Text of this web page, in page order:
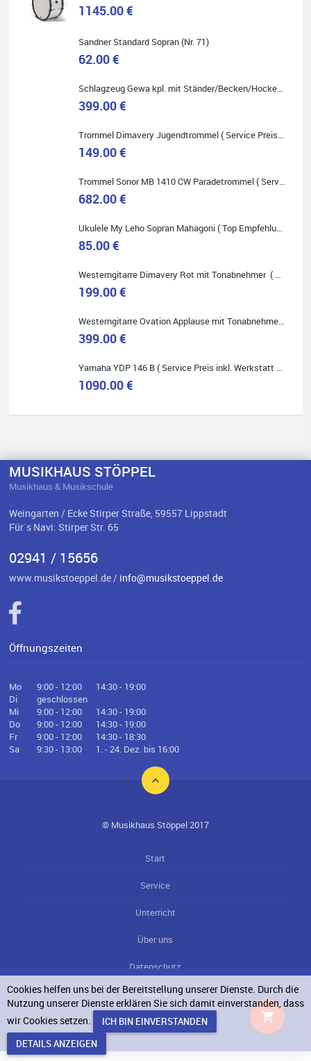
Marie-Luise Mroß
Freitag vorbeigekommen, eben geklingelt und top beraten
worden. Ich würde den Besuch im Musikgeschäft Stöppel jedem
Onlineshopping vorziehen.
Klein...aber fein!
1145.00 €
Sandner Standard Sopran (Nr. 71)
62.00 €
Schlagzeug Gewa kpl. mit Ständer/Becken/Hocker DER RENNER ! (Service Preis inkl. Werkstatt Service)
399.00 €
Trommel Dimavery Jugendtrommel ( Service Preis inkl. Werkstatt Service )
149.00 €
Trommel Sonor MB 1410 CW Paradetrommel ( Service Preis inkl. Werkstatt Service )
682.00 €
Ukulele My Leho Sopran Mahagoni ( Top Empfehlung ! )
85.00 €
Westerngitarre Dimavery Rot mit Tonabnehmer ( Service Preis inkl. Werkstatt Service )
199.00 €
Westerngitarre Ovation Applause mit Tonabnehmer ( Service Preis inkl. Werkstatt Service )
399.00 €
Yamaha YDP 146 B ( Service Preis inkl. Werkstatt Service )
1090.00 €
MUSIKHAUS STÖPPEL
Musikhaus & Musikschule
Weingarten / Ecke Stirper Straße, 59557 Lippstadt
Für`s Navi: Stirper Str. 65
02941 / 15656
www.musikstoeppel.de / info@musikstoeppel.de
Öffnungszeiten
Mo 9:00 - 12:00
14:30 - 19:00
Di
geschlossen
Mi
9:00 - 12:00
14:30 - 19:00
Do
9:00 - 12:00
14:30 - 19:00
Fr
9:00 - 12:00
14:30 - 18:30
Sa
9:30 - 13:00 1. - 24. Dez. bis 16:00
© Musikhaus Stöppel 2017
Start
Service
Unterricht
Über uns
Datenschutz
AGB`s
Impressum
Cookies helfen uns bei der Bereitstellung unserer Dienste. Durch die
Nutzung unserer Dienste erklären Sie sich damit einverstanden, dass
wir Cookies setzen.
DETAILS ANZEIGEN